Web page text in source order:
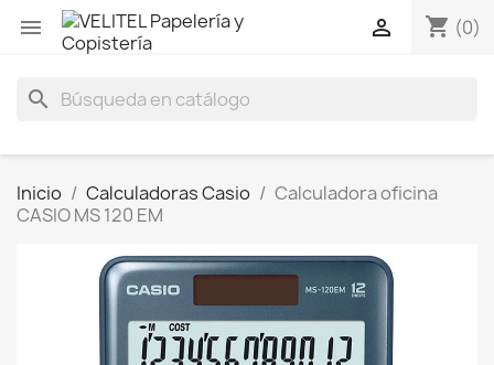
 shopping_cart (0)

search
Inicio Calculadoras Casio
Calculadora oficina
CASIO MS 120 EM